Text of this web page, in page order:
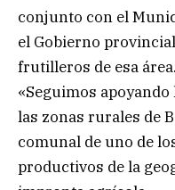
conjunto con el
el Gobierno
frutilleros de esa área.
«Seguimos
las zonas rurales de
comunal de uno de
productivos de la